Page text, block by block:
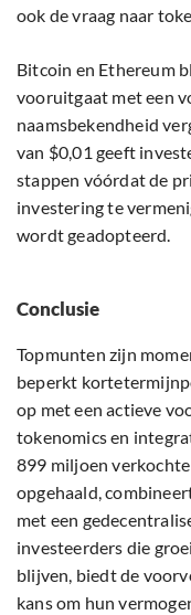
ook de vraag naar
Bitcoin en Ethereum
vooruitgaat met een
naamsbekendheid
van $0,01 geeft
stappen vóórdat de
investering te
wordt geadopteerd.
Conclusie
Topmunten zijn
beperkt
op met een actieve
tokenomics en
899 miljoen
opgehaald,
met een
investeerders die
blijven, biedt de
kans om hun